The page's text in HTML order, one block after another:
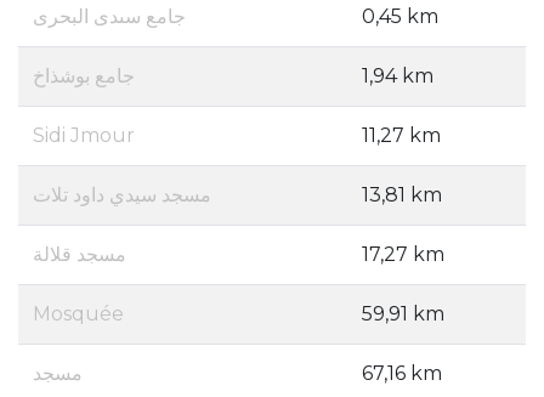
جامع سىدى البحرى 0,45 km
جامع بوشذاخ 1,94 km
Sidi Jmour 11,27 km
مسجد سيدي داود تلات 13,81 km
مسجد قلالة 17,27 km
Mosquée 59,91 km
مسجد 67,16 km